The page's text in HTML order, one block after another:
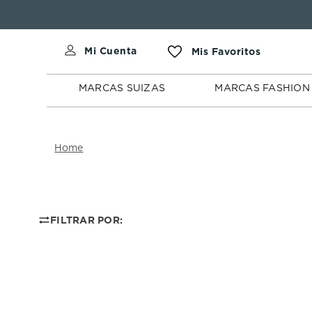
MARCAS SUIZAS MARCAS FASHION
SUIZAS
FASHION